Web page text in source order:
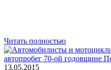
Читать полностью
13.05.2015